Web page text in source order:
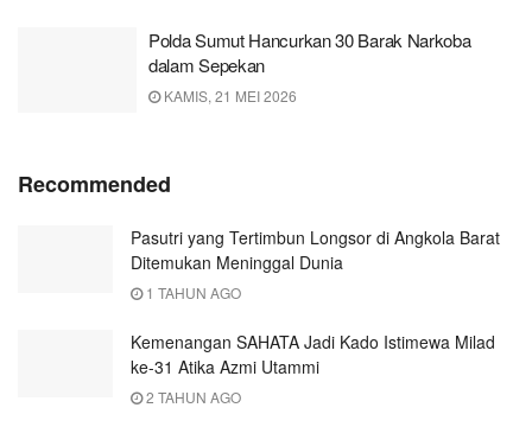
Polda Sumut Hancurkan 30 Barak Narkoba
dalam Sepekan
KAMIS, 21 MEI 2026
Recommended
Pasutri yang Tertimbun Longsor di Angkola Barat
Ditemukan Meninggal Dunia
1 TAHUN AGO
Kemenangan SAHATA Jadi Kado Istimewa Milad
ke-31 Atika Azmi Utammi
2 TAHUN AGO